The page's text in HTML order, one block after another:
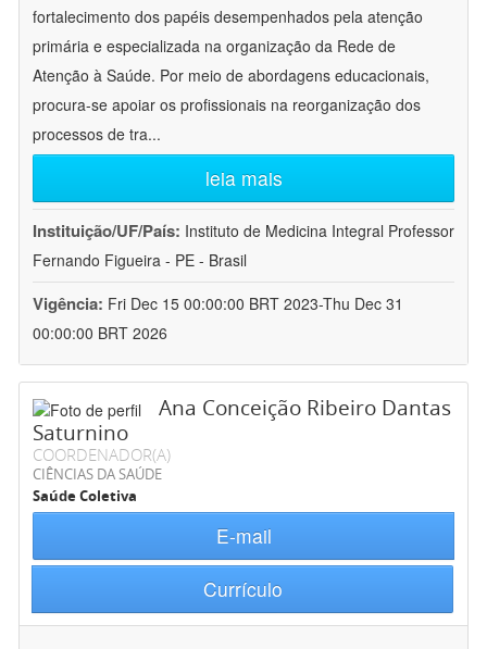
fortalecimento dos papéis desempenhados pela atenção
primária e especializada na organização da Rede de
Atenção à Saúde. Por meio de abordagens educacionais,
procura-se apoiar os profissionais na reorganização dos
processos de tra...
leia mais
Instituição/UF/País: Instituto de Medicina Integral Professor
Fernando Figueira - PE - Brasil
Vigência: Fri Dec 15 00:00:00 BRT 2023-Thu Dec 31
00:00:00 BRT 2026
Ana Conceição Ribeiro Dantas
Saturnino
COORDENADOR(A)
CIÊNCIAS DA SAÚDE
Saúde Coletiva
E-mail
Currículo